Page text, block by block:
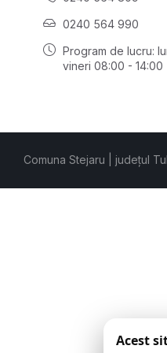
0240 564 990
Program de lucru:
vineri 08:00 - 14:00
Comuna Stejaru | județul
Acest